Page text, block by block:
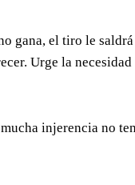
gana, el tiro le
Urge la
injerencia no